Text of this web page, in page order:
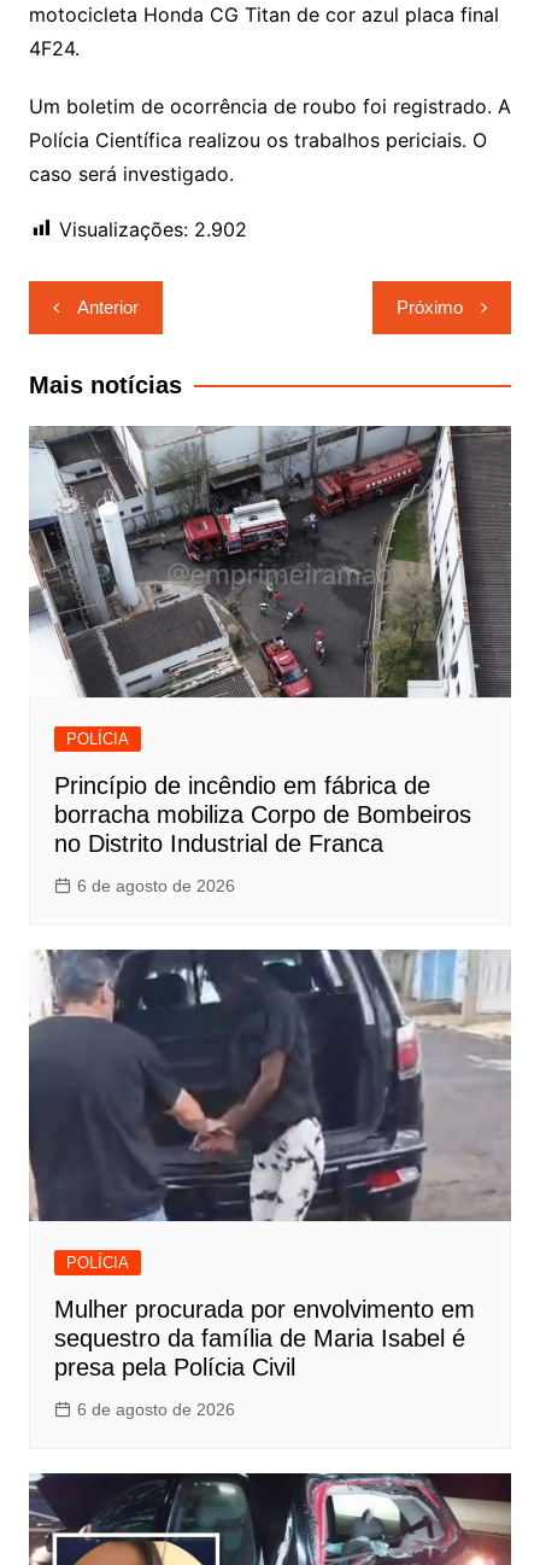
motocicleta Honda CG Titan de cor azul placa final
4F24.
Um boletim de ocorrência de roubo foi registrado. A
Polícia Científica realizou os trabalhos periciais. O
caso será investigado.
Visualizações: 2.902
Navegação
de
Post
Anterior Próximo
Mais notícias
POLÍCIA
Princípio de incêndio em fábrica de
borracha mobiliza Corpo de Bombeiros
no Distrito Industrial de Franca
6 de agosto de 2026
POLÍCIA
Mulher procurada por envolvimento em
sequestro da família de Maria Isabel é
presa pela Polícia Civil
6 de agosto de 2026